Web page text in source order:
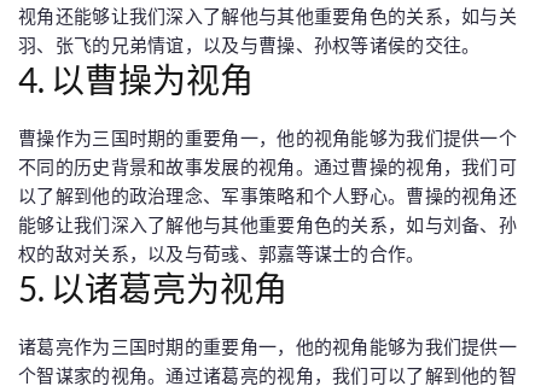
视角还能够让我们深入了解他与其他重要角色的关系，如与关
羽、张飞的兄弟情谊，以及与曹操、孙权等诸侯的交往。
4. 以曹操为视角
曹操作为三国时期的重要角一，他的视角能够为我们提供一个
不同的历史背景和故事发展的视角。通过曹操的视角，我们可
以了解到他的政治理念、军事策略和个人野心。曹操的视角还
能够让我们深入了解他与其他重要角色的关系，如与刘备、孙
权的敌对关系，以及与荀彧、郭嘉等谋士的合作。
5. 以诸葛亮为视角
诸葛亮作为三国时期的重要角一，他的视角能够为我们提供一
个智谋家的视角。通过诸葛亮的视角，我们可以了解到他的智